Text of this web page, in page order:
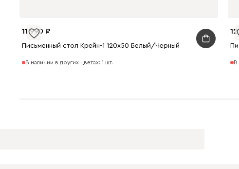
11 990
Письменный стол Крейн-1 120x50 Белый/Черный
В наличии в других цветах: 1 шт. В